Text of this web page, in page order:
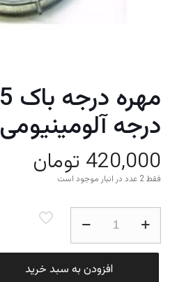
درجه آلومینیومی
420,000 تومان
فقط 2 عدد در انبار موجود است
درجه
باک
405
افزودن به سبد خرید